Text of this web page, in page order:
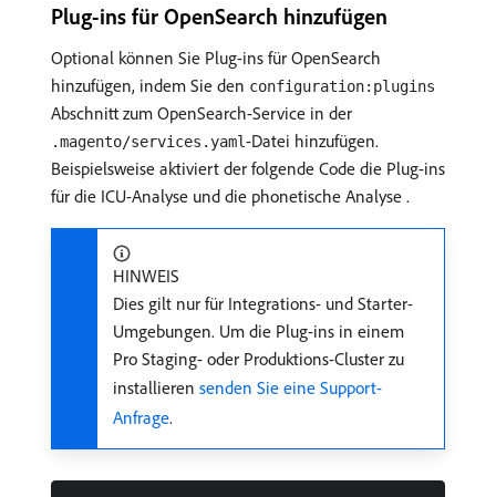
Plug-ins für OpenSearch hinzufügen
Optional können Sie Plug-ins für OpenSearch
hinzufügen, indem Sie den configuration:plugins
Abschnitt zum OpenSearch-Service in der
.magento/services.yaml-Datei hinzufügen.
Beispielsweise aktiviert der folgende Code die Plug-ins
für die ICU-Analyse und die phonetische Analyse .
HINWEIS
Dies gilt nur für Integrations- und Starter-
Umgebungen. Um die Plug-ins in einem
Pro Staging- oder Produktions-Cluster zu
installieren ​ senden Sie eine Support-
Anfrage.